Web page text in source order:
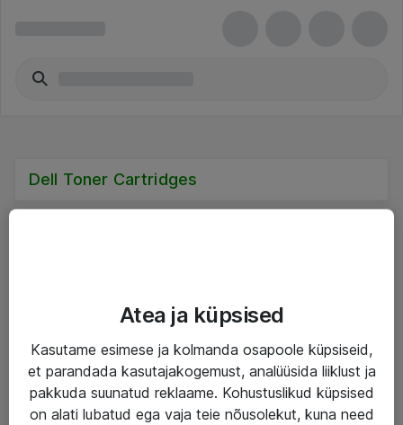
Dell Toner Cartridges
IT taristu
Haldusteenused
Garantii
Atea ja küpsised
Kasutame esimese ja kolmanda osapoole küpsiseid,
et parandada kasutajakogemust, analüüsida liiklust ja
pakkuda suunatud reklaame. Kohustuslikud küpsised
on alati lubatud ega vaja teie nõusolekut, kuna need